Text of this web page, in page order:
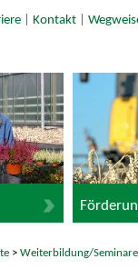
| Kontakt|
>Weiterbildung/Seminare